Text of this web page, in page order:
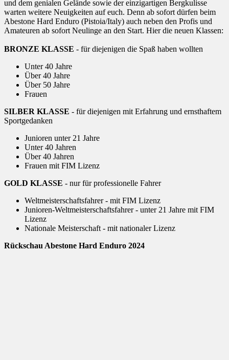
und dem genialen Gelände sowie der einzigartigen Bergkulisse
warten weitere Neuigkeiten auf euch. Denn ab sofort dürfen beim
Abestone Hard Enduro (Pistoia/Italy) auch neben den Profis und
Amateuren ab sofort Neulinge an den Start. Hier die neuen Klassen:
BRONZE KLASSE - für diejenigen die Spaß haben wollten
Unter 40 Jahre
Über 40 Jahre
Über 50 Jahre
Frauen
SILBER KLASSE - für diejenigen mit Erfahrung und ernsthaftem
Sportgedanken
Junioren unter 21 Jahre
Unter 40 Jahren
Über 40 Jahren
Frauen mit FIM Lizenz
GOLD KLASSE - nur für professionelle Fahrer
Weltmeisterschaftsfahrer - mit FIM Lizenz
Junioren-Weltmeisterschaftsfahrer - unter 21 Jahre mit FIM
Lizenz
Nationale Meisterschaft - mit nationaler Lizenz
Rückschau Abestone Hard Enduro 2024